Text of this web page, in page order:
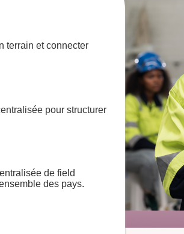
terrain et connecter
pour structurer
de field
des pays.